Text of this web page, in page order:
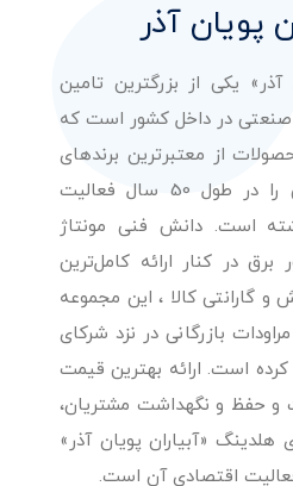
پویان آذر
آذر» یکی از بزرگترین تامین
صنعتی در داخل کشور است که
از معتبرترین برندهای
شناخته شده بین‌المللی را در طول 50 سال فعالیت
است. دانش فنی مونتاژ
برق در کنار ارائه کامل‌ترین
گارانتی کالا ، این مجموعه
بازرگانی در نزد شرکای
کرده است. ارائه بهترین قیمت
و حفظ و نگهداشت مشتریان،
هلدینگ «آبیاران پویان آذر»
اقتصادی آن است.